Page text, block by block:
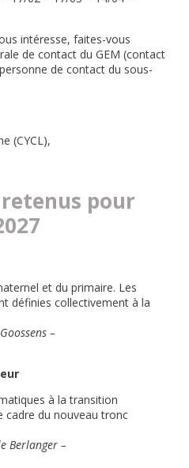
intéresse, faites-vous
de contact du GEM (contact
de contact du sous-
(CYCL),
pour
et du primaire. Les
définies collectivement à la
–
à la transition
cadre du nouveau tronc
Berlanger –